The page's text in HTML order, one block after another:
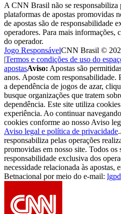
A CNN Brasil não se responsabiliza
plataformas de apostas promovidas
de apostas são de responsabilidade
operadores. Para mais informações,
do operador.
Jogo ResponsávelCNN Brasil ©
|Termos e condições de uso do
apostasAviso: Apostas são
anos. Aposte com responsabilidade.
a dependência de jogos de azar,
busque organizações que tratem
dependência. Este site utiliza
experiência. Ao continuar
cookies conforme ao nosso Aviso
Aviso legal e política de privacidade.
responsabiliza pelas operações
promovidas em nosso site. Todos os
responsabilidade exclusiva dos
necessidade relacionada às apostas,
Betnacional por meio do e-mail: